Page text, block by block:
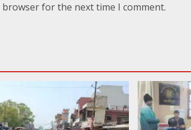
for the next time I comment.